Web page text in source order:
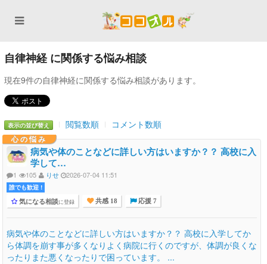
自律神経 に関係する悩み相談
現在9件の自律神経に関係する悩み相談があります。
表示の並び替え 閲覧数順 コメント数順
心の悩み
病気や体のことなどに詳しい方はいますか？？ 高校に入
学して…
1 105 りせ 2026-07-04 11:51
誰でも歓迎 !
気になる相談に登録 共感 18 応援 7
病気や体のことなどに詳しい方はいますか？？ 高校に入学してか
ら体調を崩す事が多くなりよく病院に行くのですが、体調が良くな
ったりまた悪くなったりで困っています。 ...